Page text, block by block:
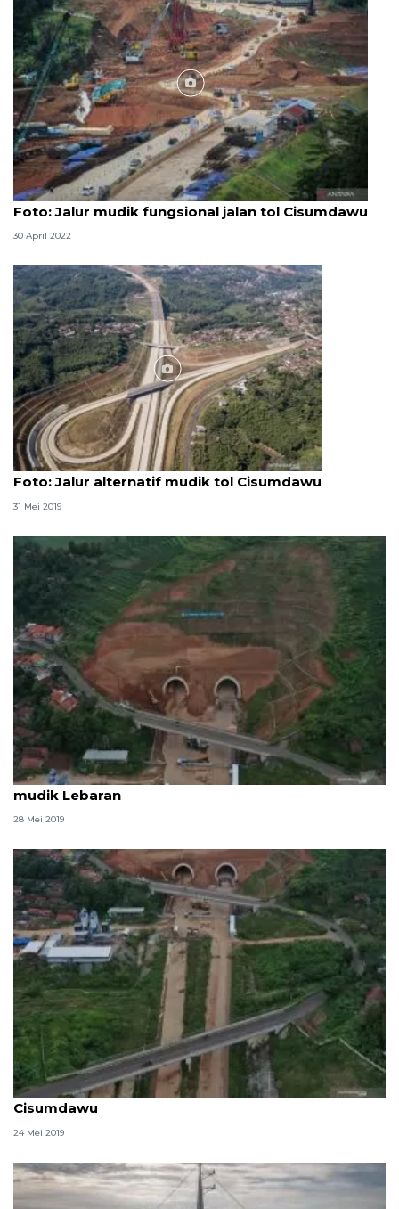
Foto
Foto: Jalur mudik fungsional jalan tol Cisumdawu
30 April 2022
Foto
Foto: Jalur alternatif mudik tol Cisumdawu
31 Mei 2019
Dishub Jabar: Tol Cisumdawu jadi jalur alternatif
mudik Lebaran
28 Mei 2019
Gubernur Jabar: akselerasi kunci pembangunan Tol
Cisumdawu
24 Mei 2019